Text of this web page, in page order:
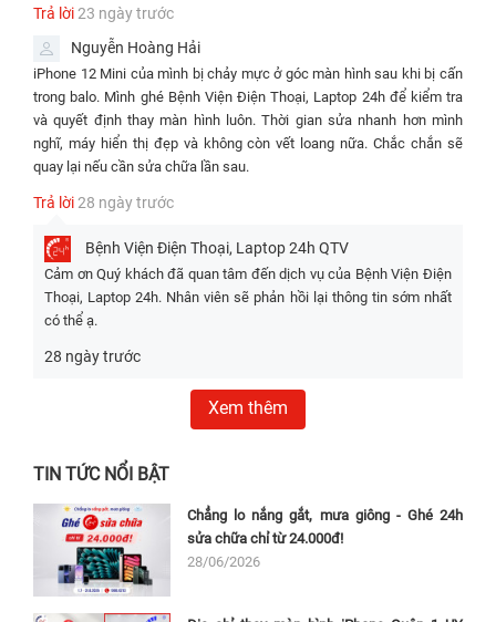
Khái
niệm
Dolby Vision giúp
hình ảnh sống
động, màu sắc
chuẩn xác ở mọi
điều kiện ánh
sáng.
- Độ hoàn thiện:
ứng nhạy, hiển thị
không điểm ảnh
chết.
ceramic glass,
- Tương
thích nguyên bản:
Face ID, cảm biến
ánh sáng, cảm
biến tiệm cận
- Chất lượng đạt
sống động, màu sắc
chuẩn xác ở mọi điều
kiện ánh sáng.
- Độ hoàn thiện: Viền
mỏng, cảm ứng nhạy,
- Chất liệu bảo vệ:
Scratch-resistant
ceramic glass,
- Tương thích nguyên
bản: Face ID, cảm biến
màn hình gốc, có thể có
dấu hiệu sử dụng nhẹ
hoặc thay kính. Màn hình
- Độ hoàn
thiện: Viền
mỏng, cảm
- Chất liệu bảo
vệ: Scratch-
Touch hoạt
Trả lời23 ngày trước
Nguyễn Hoàng Hải
iPhone 12 Mini của mình bị chảy mực ở góc màn hình sau khi bị cấn
trong balo. Mình ghé Bệnh Viện Điện Thoại, Laptop 24h để kiểm tra
và quyết định thay màn hình luôn. Thời gian sửa nhanh hơn mình
nghĩ, máy hiển thị đẹp và không còn vết loang nữa. Chắc chắn sẽ
quay lại nếu cần sửa chữa lần sau.
Trả lời28 ngày trước
Bệnh Viện Điện Thoại, Laptop 24h QTV
Cảm ơn Quý khách đã quan tâm đến dịch vụ của Bệnh Viện Điện
Thoại, Laptop 24h. Nhân viên sẽ phản hồi lại thông tin sớm nhất
có thể ạ.
28 ngày trước
Xem thêm
TIN TỨC NỔI BẬT
Chẳng lo nắng gắt, mưa giông - Ghé 24h
sửa chữa chỉ từ 24.000đ!
28/06/2026